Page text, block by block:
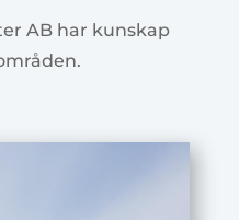
AB har kunskap